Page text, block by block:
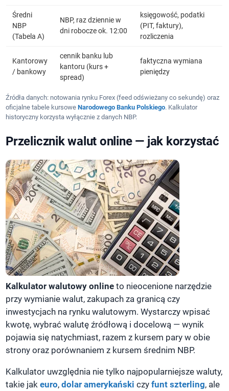
Średni
NBP
(Tabela A)
NBP, raz dziennie w
dni robocze ok. 12:00
księgowość, podatki
(PIT, faktury),
rozliczenia
Kantorowy
/ bankowy
cennik banku lub
kantoru (kurs +
spread)
faktyczna wymiana
pieniędzy
Źródła danych: notowania rynku Forex (feed odświeżany co sekundę) oraz
oficjalne tabele kursoweNarodowego Banku Polskiego. Kalkulator
historyczny korzysta wyłącznie z danych NBP.
Przelicznik walut online — jak korzystać
Kalkulator walutowy online to nieocenione narzędzie
przy wymianie walut, zakupach za granicą czy
inwestycjach na rynku walutowym. Wystarczy wpisać
kwotę, wybrać walutę źródłową i docelową — wynik
pojawia się natychmiast, razem z kursem pary w obie
strony oraz porównaniem z kursem średnim NBP.
Kalkulator uwzględnia nie tylko najpopularniejsze waluty,
takie jakeuro,dolar amerykański czyfunt szterling, ale